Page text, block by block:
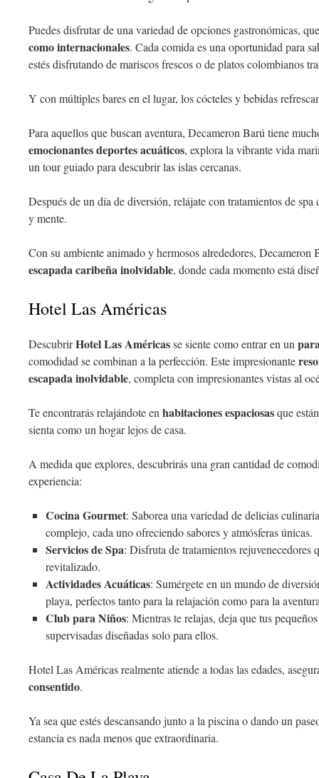
Puedes disfrutar de una variedad de opciones gastronómicas,
como internacionales. Cada comida es una oportunidad para
estés disfrutando de mariscos frescos o de platos colombianos
Y con múltiples bares en el lugar, los cócteles y bebidas
Para aquellos que buscan aventura, Decameron Barú tiene
emocionantes deportes acuáticos, explora la vibrante vida
un tour guiado para descubrir las islas cercanas.
Después de un día de diversión, relájate con tratamientos de
y mente.
Con su ambiente animado y hermosos alrededores, Decameron
escapada caribeña inolvidable, donde cada momento está
Hotel Las Américas
DescubrirHotel Las Américasse siente como entrar en un
comodidad se combinan a la perfección. Este impresionante
escapada inolvidable, completa con impresionantes vistas al
Te encontrarás relajándote en habitaciones espaciosasque
sienta como un hogar lejos de casa.
A medida que explores, descubrirás una gran cantidad de
experiencia:
Cocina Gourmet: Saborea una variedad de delicias
complejo, cada uno ofreciendo sabores y atmósferas únicas.
Servicios de Spa: Disfruta de tratamientos rejuvenecedores
revitalizado.
Actividades Acuáticas: Sumérgete en un mundo de
playa, perfectos tanto para la relajación como para la
Club para Niños: Mientras te relajas, deja que tus
supervisadas diseñadas solo para ellos.
Hotel Las Américas realmente atiende a todas las edades,
consentido.
Ya sea que estés descansando junto a la piscina o dando un
estancia es nada menos que extraordinaria.